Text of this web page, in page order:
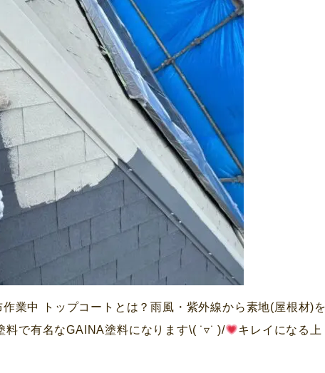
業中 トップコートとは？雨風・紫外線から素地(屋根材)
で有名なGAINA塗料になります\( ˙▿˙ )/
キレイになる